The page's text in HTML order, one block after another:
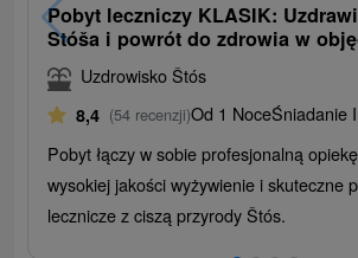
Pobyt leczniczy KLASIK:
Stóša i powrót do zdrowia w
Uzdrowisko Štós
8,4 (54 recenzji)Od 1 NoceŚniadanie
Pobyt łączy w sobie profesjonalną
wysokiej jakości wyżywienie i skuteczne
lecznicze z ciszą przyrody Štós.